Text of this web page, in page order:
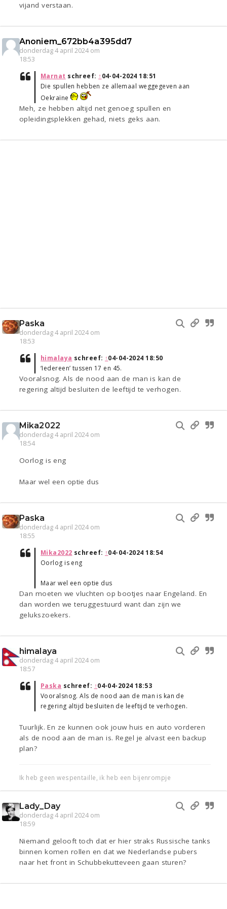
vijand verstaan.
Anoniem_672bb4a395dd7
donderdag 4 april 2024 om
18:53
Marnat schreef: ↑04-04-2024 18:51
Die spullen hebben ze allemaal weggegeven aan
Oekraïne
Meh, ze hebben altijd net genoeg spullen en
opleidingsplekken gehad, niets geks aan.
Paska
donderdag 4 april 2024 om
18:53
himalaya schreef: ↑04-04-2024 18:50
‘Iedereen’ tussen 17 en 45.
Vooralsnog. Als de nood aan de man is kan de
regering altijd besluiten de leeftijd te verhogen.
Mika2022
donderdag 4 april 2024 om
18:54
Oorlog is eng
Maar wel een optie dus
Paska
donderdag 4 april 2024 om
18:55
Mika2022 schreef: ↑04-04-2024 18:54
Oorlog is eng
Maar wel een optie dus
Dan moeten we vluchten op bootjes naar Engeland. En
dan worden we teruggestuurd want dan zijn we
gelukszoekers.
himalaya
donderdag 4 april 2024 om
18:57
Paska schreef: ↑04-04-2024 18:53
Vooralsnog. Als de nood aan de man is kan de
regering altijd besluiten de leeftijd te verhogen.
Tuurlijk. En ze kunnen ook jouw huis en auto vorderen
als de nood aan de man is. Regel je alvast een backup
plan?
Ik heb geen wespentaille, ik heb een bijenrompje
Lady_Day
donderdag 4 april 2024 om
18:59
Niemand gelooft toch dat er hier straks Russische tanks
binnen komen rollen en dat we Nederlandse pubers
naar het front in Schubbekutteveen gaan sturen?